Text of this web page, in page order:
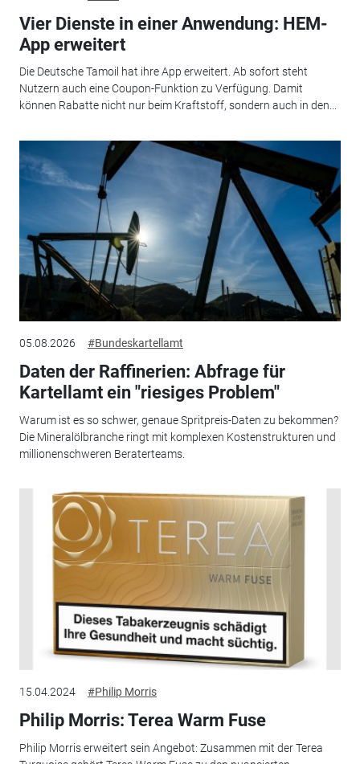
Vier Dienste in einer Anwendung: HEM-
App erweitert
Die Deutsche Tamoil hat ihre App erweitert. Ab sofort steht
Nutzern auch eine Coupon-Funktion zu Verfügung. Damit
können Rabatte nicht nur beim Kraftstoff, sondern auch in den...
05.08.2026 #Bundeskartellamt
Daten der Raffinerien: Abfrage für
Kartellamt ein "riesiges Problem"
Warum ist es so schwer, genaue Spritpreis-Daten zu bekommen?
Die Mineralölbranche ringt mit komplexen Kostenstrukturen und
millionenschweren Beraterteams.
15.04.2024 #Philip Morris
Philip Morris: Terea Warm Fuse
Philip Morris erweitert sein Angebot: Zusammen mit der Terea